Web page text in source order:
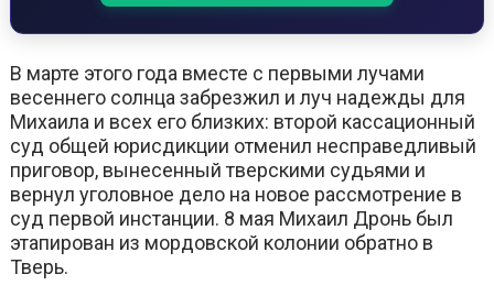
В марте этого года вместе с первыми лучами
весеннего солнца забрезжил и луч надежды для
Михаила и всех его близких: второй кассационный
суд общей юрисдикции отменил несправедливый
приговор, вынесенный тверскими судьями и
вернул уголовное дело на новое рассмотрение в
суд первой инстанции. 8 мая Михаил Дронь был
этапирован из мордовской колонии обратно в
Тверь.